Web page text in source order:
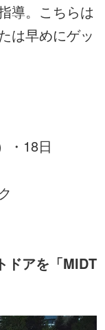
導。こちらは
は早めにゲッ
・18日
ドアを「MIDT